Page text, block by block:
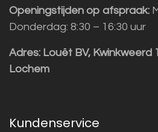
Openingstijden op afspraak:
Donderdag: 8:30 – 16:30 uur
Adres: Louët BV, Kwinkweerd
Lochem
Kundenservice